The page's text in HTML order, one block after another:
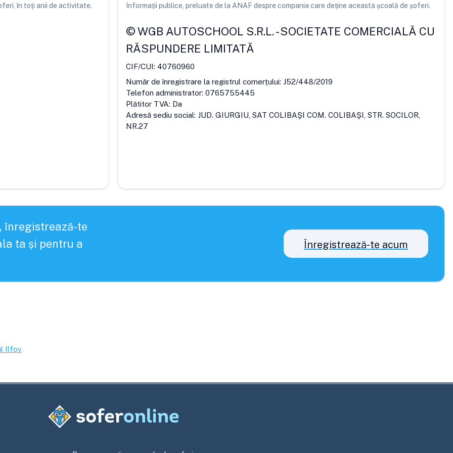
în toți anii de activitate. Informații publice, preluate de la ANAF despre compania care deține această școală de șoferi.
©WGB AUTOSCHOOL S.R.L.-SOCIETATE COMERCIALĂ CU
RĂSPUNDERE LIMITATĂ
CIF/CUI: 40760960
Număr de înregistrare la registrul comerțului: J52/448/2019
Telefon administrator: 0765755445
Plătitor TVA: Da
Adresă sediu social: JUD. GIURGIU, SAT COLIBAŞI COM. COLIBAŞI, STR. SOCILOR,
NR.27
înregistrează-te
ta și pentru a
Înregistrează-te acum
Ilfov